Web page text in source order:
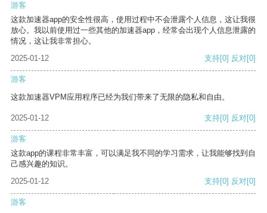
游客
这款加速器app的安全性很高，使用过程中不会泄露个人信息，这让我很
放心。我以前使用过一些其他的加速器app，经常会出现个人信息泄露的
情况，这让我非常担心。
2025-01-12
支持[0] 反对[0]
游客
这款加速器VPM应用程序已经为我们带来了无限的隐私和自由。
2025-01-12 支持[0] 反对[0]
游客
这款app的课程非常丰富，可以满足我不同的学习需求，让我能够找到自
己感兴趣的知识。
2025-01-12
支持[0] 反对[0]
游客